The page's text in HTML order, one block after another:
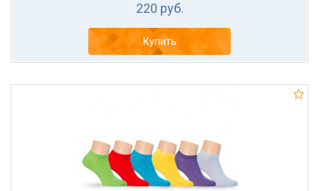
220 руб.
Купить